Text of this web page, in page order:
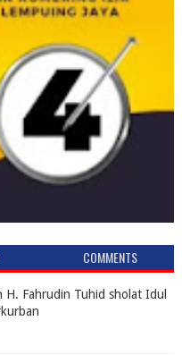
COMMENTS
H. Fahrudin Tuhid sholat Idul